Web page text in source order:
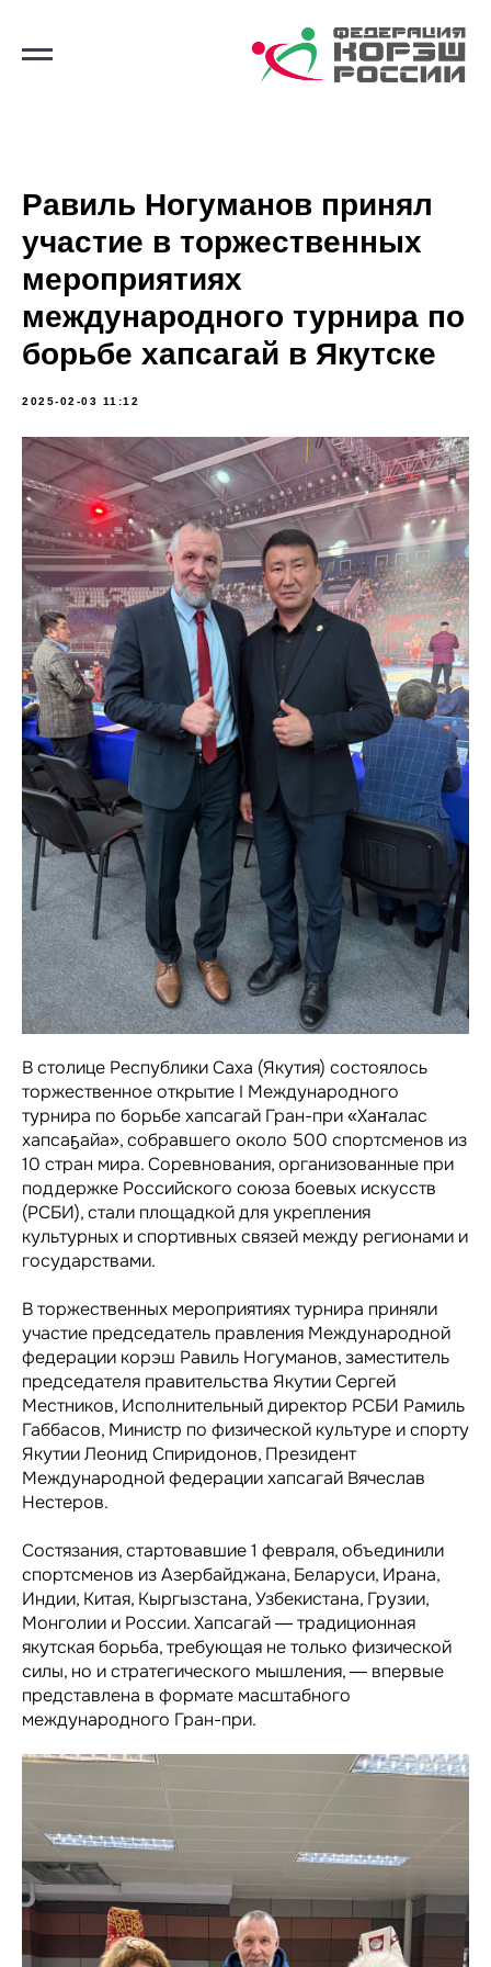
Равиль Ногуманов принял
участие в торжественных
мероприятиях
международного турнира по
борьбе хапсагай в Якутске
2025-02-03 11:12
В столице Республики Саха (Якутия) состоялось
торжественное открытие I Международного
турнира по борьбе хапсагай Гран-при «Хаҥалас
хапсаҕайа», собравшего около 500 спортсменов из
10 стран мира. Соревнования, организованные при
поддержке Российского союза боевых искусств
(РСБИ), стали площадкой для укрепления
культурных и спортивных связей между регионами и
государствами.
В торжественных мероприятиях турнира приняли
участие председатель правления Международной
федерации корэш Равиль Ногуманов, заместитель
председателя правительства Якутии Сергей
Местников, Исполнительный директор РСБИ Рамиль
Габбасов, Министр по физической культуре и спорту
Якутии Леонид Спиридонов, Президент
Международной федерации хапсагай Вячеслав
Нестеров.
Состязания, стартовавшие 1 февраля, объединили
спортсменов из Азербайджана, Беларуси, Ирана,
Индии, Китая, Кыргызстана, Узбекистана, Грузии,
Монголии и России. Хапсагай — традиционная
якутская борьба, требующая не только физической
силы, но и стратегического мышления, — впервые
представлена в формате масштабного
международного Гран-при.